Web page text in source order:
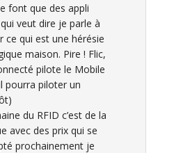
font que des appli
veut dire je parle à
ce qui est une hérésie
maison. Pire ! Flic,
pilote le Mobile
pourra piloter un
du RFID c’est de la
avec des prix qui se
prochainement je